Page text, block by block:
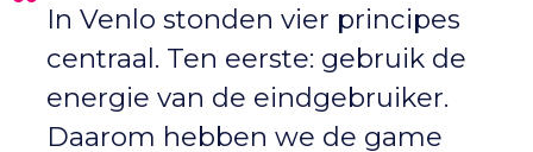
In Venlo stonden vier principes
centraal. Ten eerste: gebruik de
energie van de eindgebruiker.
Daarom hebben we de game